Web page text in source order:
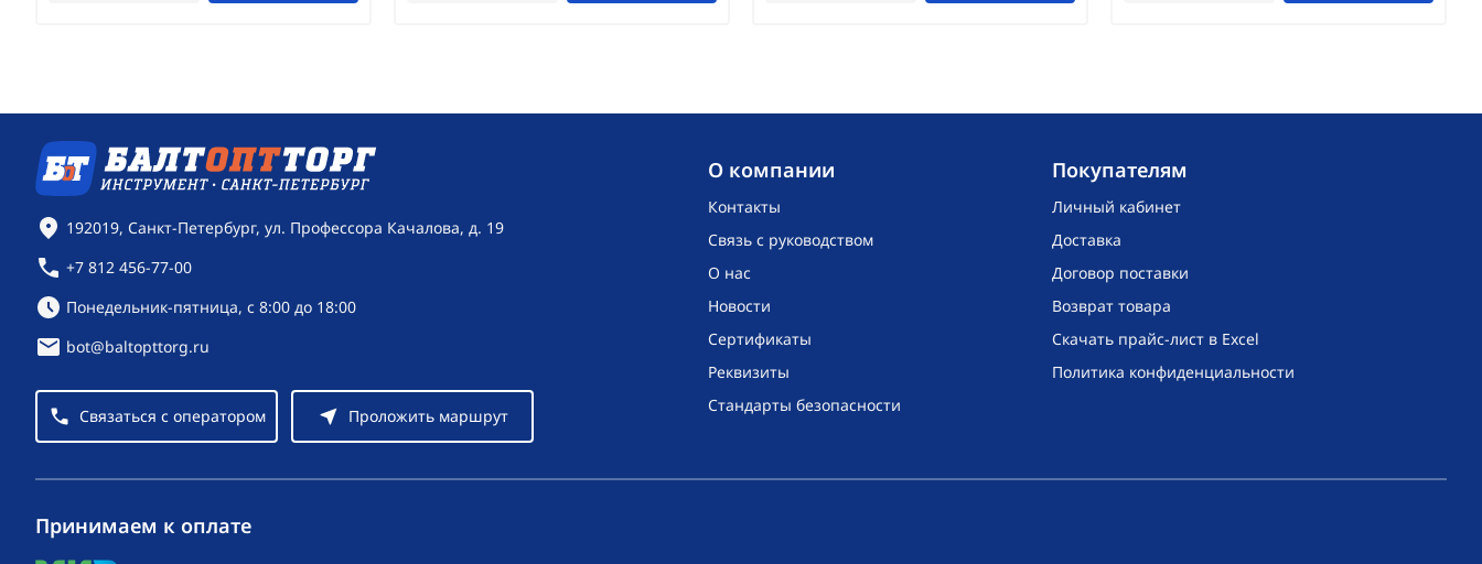
O компании
Контакты
Связь с руководством
О нас
Новости
Сертификаты
Реквизиты
Стандарты безопасности
Покупателям
Личный кабинет
Доставка
Договор поставки
Возврат товара
Скачать прайс-лист в Excel
Политика конфиденциальности
Контактная информация
192019, Санкт-Петербург, ул. Профессора Качалова, д. 19
+7 812 456-77-00
Режим работы:
Понедельник-пятница, с 8:00 до 18:00
bot@baltopttorg.ru
Связаться с оператором Проложить маршрут
Принимаем к оплате